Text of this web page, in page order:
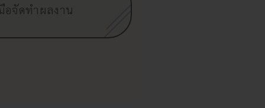
อจัดทำผลงาน